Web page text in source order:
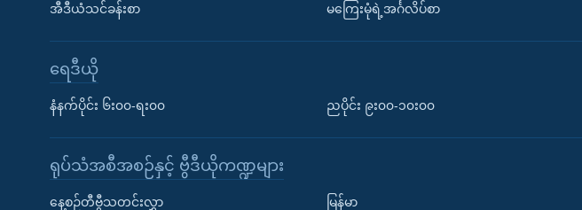
အီဒီယံသင်ခန်းစာ မကြေးမုံရဲ့အင်္ဂလိပ်စာ
ရေဒီယို
နံနက်ပိုင်း ၆း၀၀-ရး၀၀ ညပိုင်း ၉း၀၀-၁၀း၀၀
ရုပ်သံအစီအစဉ်နှင့် ဗွီဒီယိုကဏ္ဍများ
နေ့စဉ်တီဗွီသတင်းလွှာ မြန်မာ